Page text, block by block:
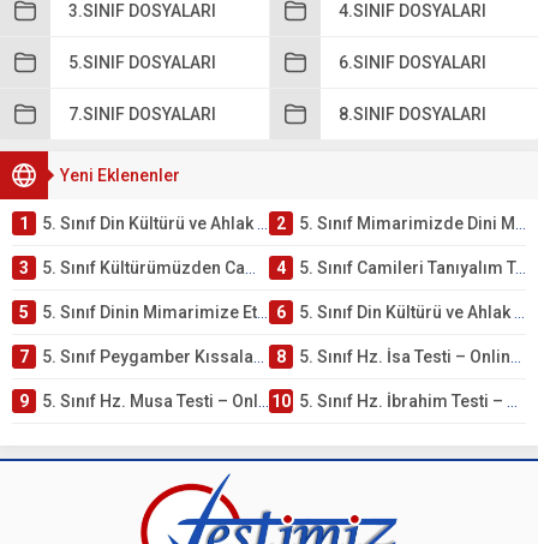
3.SINIF DOSYALARI 4.SINIF DOSYALARI
5.SINIF DOSYALARI 6.SINIF DOSYALARI
7.SINIF DOSYALARI 8.SINIF DOSYALARI
Yeni Eklenenler
1 5. Sınıf Din Kültürü ve Ahlak Bilgisi 4. Ünite: Mimarimizde Dini Motifler Çalışmaları 2 5. Sınıf Mimarimizde Dini Motifler Ünite Testi – Online Çöz
3 5. Sınıf Kültürümüzden Cami Örnekleri Testi – Online Çöz 4 5. Sınıf Camileri Tanıyalım Testi – Online Çöz
5 5. Sınıf Dinin Mimarimize Etkisi Testi – Online Çöz 6 5. Sınıf Din Kültürü ve Ahlak Bilgisi 4. Ünite: Peygamber Kıssaları Çalışmaları
7 5. Sınıf Peygamber Kıssaları Ünite Testi – Online Çöz 8 5. Sınıf Hz. İsa Testi – Online Çöz
9 5. Sınıf Hz. Musa Testi – Online Çöz 10 5. Sınıf Hz. İbrahim Testi – Online Çöz